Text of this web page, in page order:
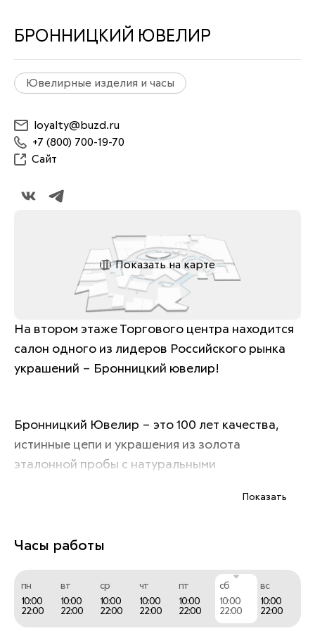
БРОННИЦКИЙ ЮВЕЛИР
Ювелирные изделия и часы
loyalty@buzd.ru
+7 (800) 700-19-70
Сайт
Показать на карте
На втором этаже Торгового центра находится
салон одного из лидеров Российского рынка
украшений – Бронницкий ювелир!
Бронницкий Ювелир – это 100 лет качества,
истинные цепи и украшения из золота
эталонной пробы с натуральными
Сеть  насчитывает 60 франчайзинговых салона
Дону, Краснодаре, Липецке. Украшения
бренда можно также приобрести через
собственный интернет-магазин bronnitsy.com.
Показать
Часы работы
пн
10:00
22:00
вт
10:00
22:00
ср
10:00
22:00
чт
10:00
22:00
пт
10:00
22:00
сб
10:00
22:00
вс
10:00
22:00